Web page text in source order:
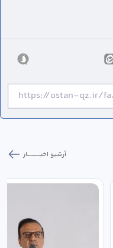
آرشیو اخبـــــــــــار